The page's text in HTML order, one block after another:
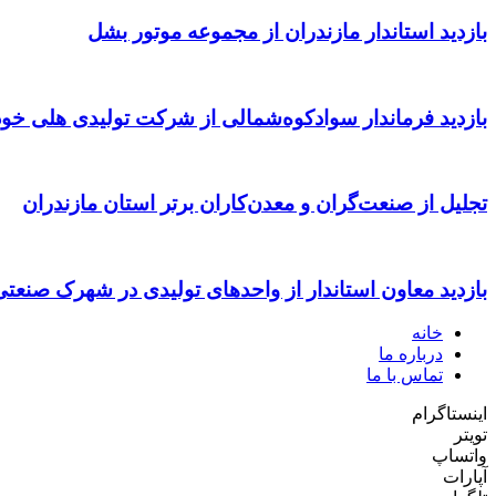
بازدید استاندار مازندران از مجموعه موتور بشل
بازدید فرماندار سوادکوه‌شمالی از شرکت تولیدی هلی
تجلیل از صنعت‌گران و معدن‌کاران برتر استان مازندران
بازدید معاون استاندار از واحدهای تولیدی در شهرک
خانه
درباره ما
تماس با ما
اینستاگرام
تویتر
واتساپ
آپارات